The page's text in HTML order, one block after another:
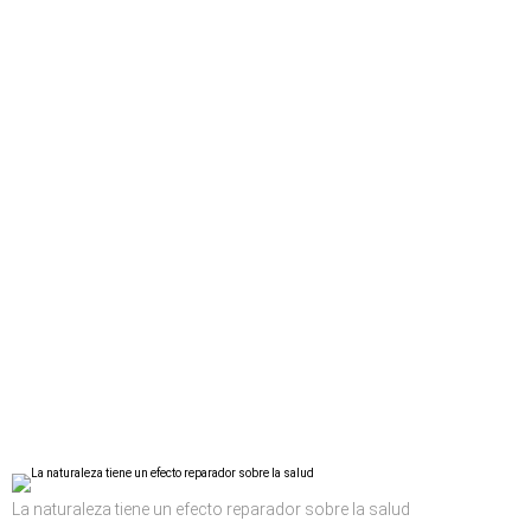
La naturaleza tiene un efecto reparador sobre la salud